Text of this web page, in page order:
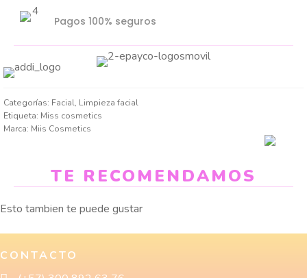
Pagos 100% seguros
Categorías: Facial, Limpieza facial
Etiqueta: Miss cosmetics
Marca: Miis Cosmetics
TE RECOMENDAMOS
Esto tambien te puede gustar
CONTACTO